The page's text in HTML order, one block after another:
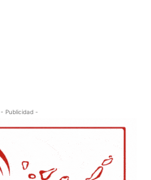
- Publicidad -